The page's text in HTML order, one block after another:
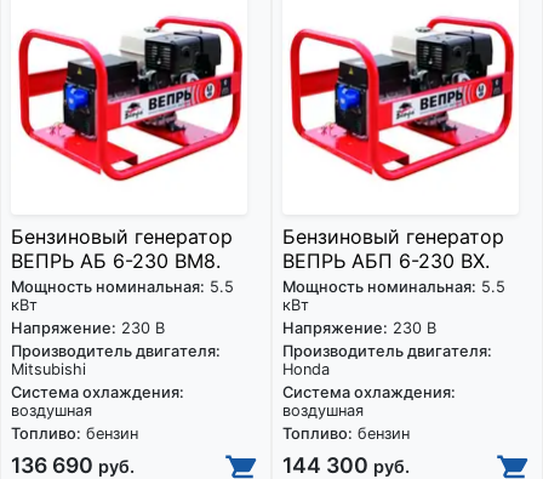
Бензиновый генератор
ВЕПРЬ АБ 6-230 ВМ8.
Мощность номинальная: 5.5
кВт
Напряжение: 230 В
Производитель двигателя:
Mitsubishi
Система охлаждения:
воздушная
Топливо: бензин
136 690 руб.
Бензиновый генератор
ВЕПРЬ АБП 6-230 ВX.
Мощность номинальная: 5.5
кВт
Напряжение: 230 В
Производитель двигателя:
Honda
Система охлаждения:
воздушная
Топливо: бензин
144 300 руб.